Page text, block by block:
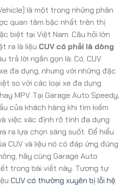
là một trong những phân
quan tâm bậc nhất trên thị
biệt tại Việt Nam. Câu hỏi lớn
ra là liệu CUV có phải là dòng
trả lời ngắn gọn là: Có, CUV
đa dụng, nhưng với những đặc
so với các loại xe đa dụng
MPV. Tại Garage Auto Speedy,
của khách hàng khi tìm kiếm
việc xác định rõ tính đa dụng
ra lựa chọn sáng suốt. Để hiểu
CUV và liệu nó có đáp ứng đúng
hãy cùng Garage Auto
trong bài viết này. Tương tự
CUV có thường xuyên bị lỗi hệ